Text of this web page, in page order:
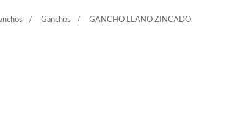
Ganchos GANCHO LLANO ZINCADO